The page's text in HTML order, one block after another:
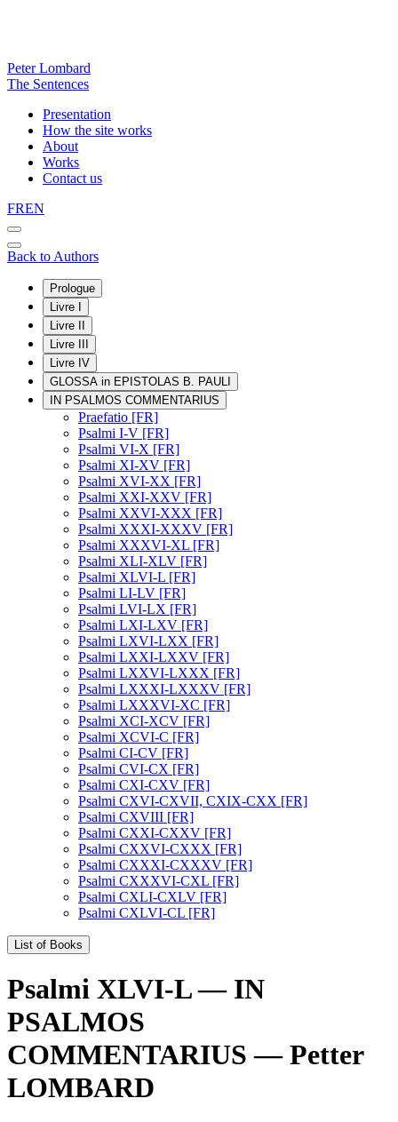
Peter Lombard
The Sentences
Presentation
How the site works
About
Works
Contact us
FREN
Back to Authors
Prologue
Livre I
Livre II
Livre III
Livre IV
GLOSSA in EPISTOLAS B. PAULI
IN PSALMOS COMMENTARIUS
Praefatio [FR]
Psalmi I-V [FR]
Psalmi VI-X [FR]
Psalmi XI-XV [FR]
Psalmi XVI-XX [FR]
Psalmi XXI-XXV [FR]
Psalmi XXVI-XXX [FR]
Psalmi XXXI-XXXV [FR]
Psalmi XXXVI-XL [FR]
Psalmi XLI-XLV [FR]
Psalmi XLVI-L [FR]
Psalmi LI-LV [FR]
Psalmi LVI-LX [FR]
Psalmi LXI-LXV [FR]
Psalmi LXVI-LXX [FR]
Psalmi LXXI-LXXV [FR]
Psalmi LXXVI-LXXX [FR]
Psalmi LXXXI-LXXXV [FR]
Psalmi LXXXVI-XC [FR]
Psalmi XCI-XCV [FR]
Psalmi XCVI-C [FR]
Psalmi CI-CV [FR]
Psalmi CVI-CX [FR]
Psalmi CXI-CXV [FR]
Psalmi CXVI-CXVII, CXIX-CXX [FR]
Psalmi CXVIII [FR]
Psalmi CXXI-CXXV [FR]
Psalmi CXXVI-CXXX [FR]
Psalmi CXXXI-CXXXV [FR]
Psalmi CXXXVI-CXL [FR]
Psalmi CXLI-CXLV [FR]
Psalmi CXLVI-CL [FR]
List of Books
Psalmi XLVI-L — IN
PSALMOS
COMMENTARIUS — Petter
LOMBARD